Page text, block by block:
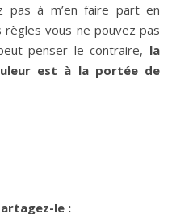
pas à m’en faire part en
règles vous ne pouvez pas
penser le contraire, la
est à la portée de
le :